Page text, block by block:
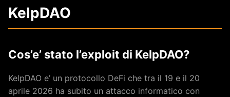
KelpDAO
Cos’e’ stato l’exploit di KelpDAO?
KelpDAO e’ un protocollo DeFi che tra il 19 e il 20
aprile 2026 ha subito un attacco informatico con